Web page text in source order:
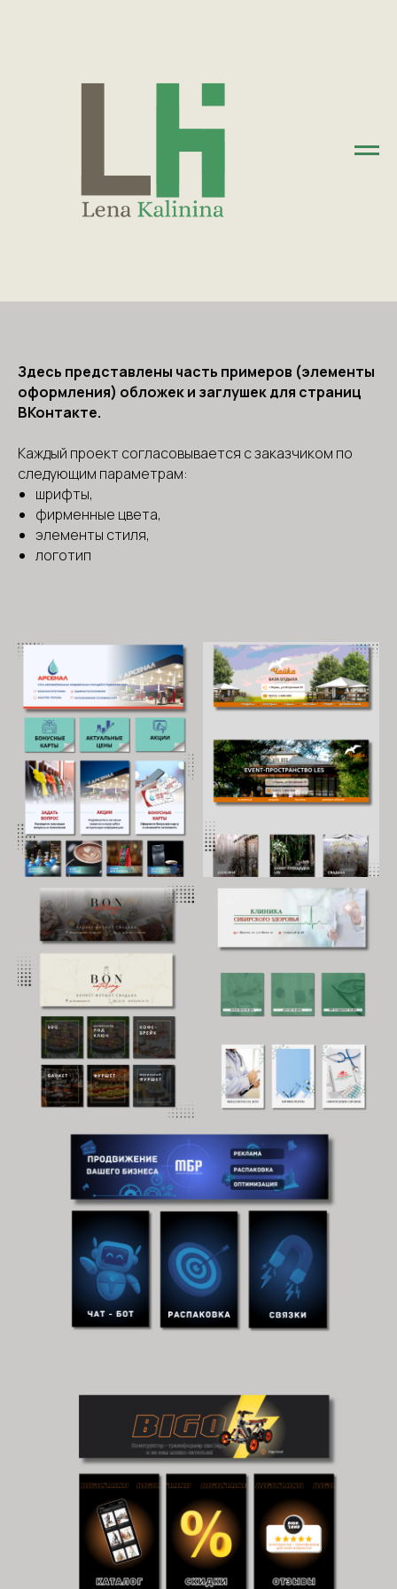
Здесь представлены часть примеров (элементы
оформления) обложек и заглушек для страниц
ВКонтакте.
Каждый проект согласовывается с заказчиком по
следующим параметрам:
шрифты,
фирменные цвета,
элементы стиля,
логотип